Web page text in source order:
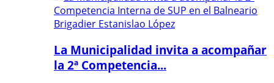
La Municipalidad invita a acompañar
la 2ª Competencia...